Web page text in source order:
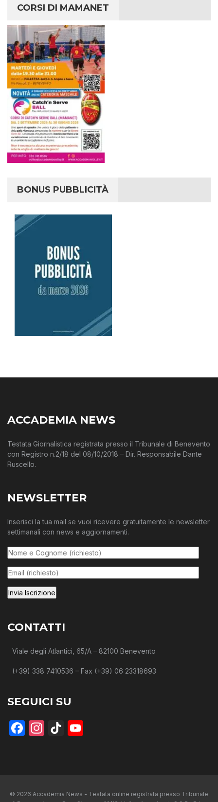
CORSI DI MAMANET
BONUS PUBBLICITÀ
ACCADEMIA NEWS
Testata Giornalistica registrata presso il Tribunale di Benevento
con Registro n.2/18 del 08/10/2018 – Dir. Responsabile Dante
Ruscello.
NEWSLETTER
Inserisci la tua mail se vuoi ricevere gratuitamente le newsletter
settimanali con news e aggiornamenti.
CONTATTI
Viale degli Atlantici, 65/A – 82100 Benevento
(+39) 338 7410536 – Fax (+39) 06 23318693
SEGUICI SU
Facebook
Instagram
TikTok
© 2026 Accademia News - Testata online registrata presso Tribunale